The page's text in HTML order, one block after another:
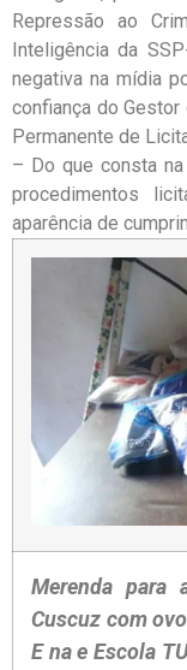
Repressão ao
Inteligência da
negativa na mídia
confiança do
Permanente de
– Do que consta
procedimentos
aparência de
Merenda para
Cuscuz com
E na e Escola